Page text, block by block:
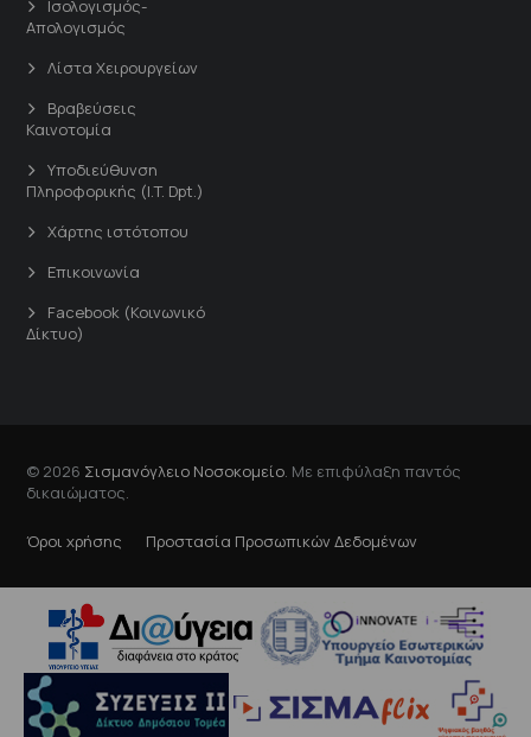
Ισολογισμός-
Απολογισμός
Λίστα Χειρουργείων
Βραβεύσεις
Καινοτομία
Υποδιεύθυνση
Πληροφορικής (I.T. Dpt.)
Χάρτης ιστότοπου
Επικοινωνία
Facebook (Κοινωνικό
Δίκτυο)
© 2026 Σισμανόγλειο Νοσοκομείο . Με επιφύλαξη παντός
δικαιώματος.
Όροι χρήσης Προστασία Προσωπικών Δεδομένων